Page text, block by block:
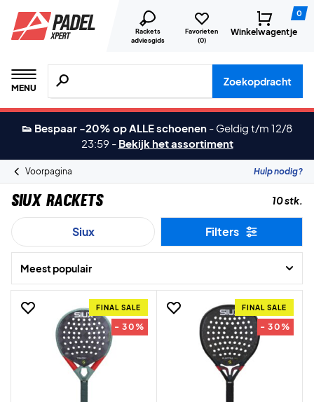
Rackets
adviesgids
Favorieten
(0)
0
Winkelwagentje
MENU
Zoeken naar producten, merken etc.
Zoekopdracht
👟 Bespaar -20% op ALLE schoenen - Geldig t/m 12/8
23:59 - Bekijk het assortiment
Voorpagina Hulp nodig?
Siux Rackets 10 stk.
Siux Filters
Meest populair
FINAL SALE
- 30%
FINAL SALE
- 30%